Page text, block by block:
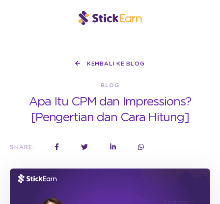
KEMBALI KE BLOG
BLOG
Apa Itu CPM dan Impressions?
[Pengertian dan Cara Hitung]
SHARE: